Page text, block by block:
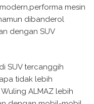
mesin
dibanderol
dengan SUV
SUV tercanggih
tidak lebih
ALMAZ lebih